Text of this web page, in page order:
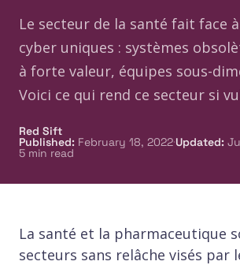
Le secteur de la santé fait face
cyber uniques : systèmes
à forte valeur, équipes sous-
Voici ce qui rend ce secteur si
Red Sift
Published: February 18, 2022·Updated:
5 min read
La santé et la pharmaceutique
secteurs sans relâche visés par